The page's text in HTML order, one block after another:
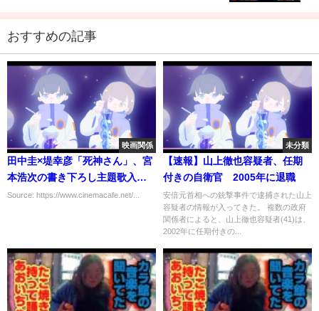
おすすめの記事
映画関係
田中圭×堤幸彦「死神さん」、宮
本浩次の書き下ろし主題歌入り
予告編完成
Source: https://www.cinemacafe.net/...
未分類
【速報】山上徹也容疑者、任期
付きの自衛官 2005年に退職
安倍元首相への銃撃事件で逮捕された山上
容疑者の情報が入ってきた。 複数の政府
関係者によると、山上徹也容疑者(41)は、
2002年に任期付きの...